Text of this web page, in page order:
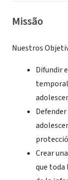
Missão
Nuestros
Difundir
temporal
Crear una
que toda